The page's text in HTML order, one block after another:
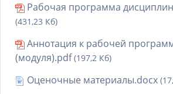
Рабочая программа
(431,23 Кб)
Аннотация к рабочей
(модуля).pdf(197,2 Кб)
Оценочные материалы.docx